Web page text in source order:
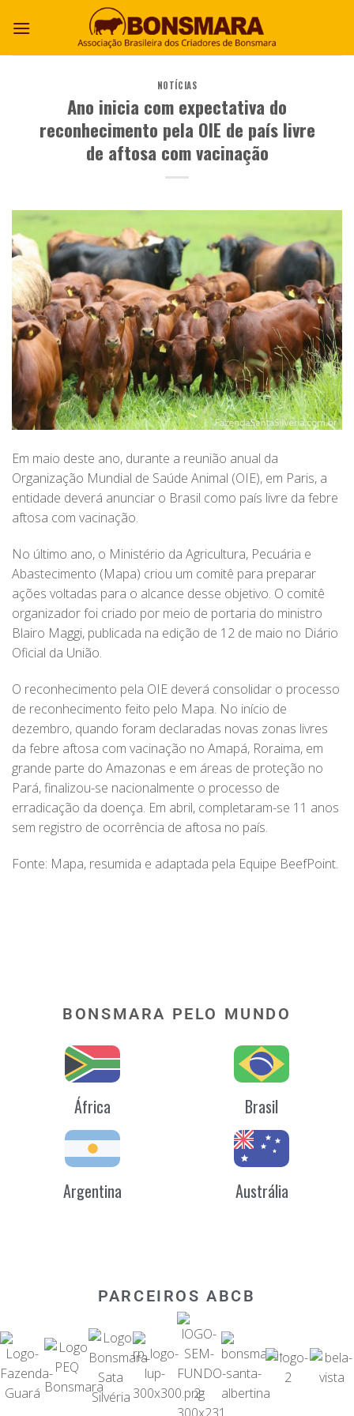
NOTÍCIAS
Ano inicia com expectativa do
reconhecimento pela OIE de país livre
de aftosa com vacinação
Em maio deste ano, durante a reunião anual da
Organização Mundial de Saúde Animal (OIE), em Paris, a
entidade deverá anunciar o Brasil como país livre da febre
aftosa com vacinação.
No último ano, o Ministério da Agricultura, Pecuária e
Abastecimento (Mapa) criou um comitê para preparar
ações voltadas para o alcance desse objetivo. O comitê
organizador foi criado por meio de portaria do ministro
Blairo Maggi, publicada na edição de 12 de maio no Diário
Oficial da União.
O reconhecimento pela OIE deverá consolidar o processo
de reconhecimento feito pelo Mapa. No início de
dezembro, quando foram declaradas novas zonas livres
da febre aftosa com vacinação no Amapá, Roraima, em
grande parte do Amazonas e em áreas de proteção no
Pará, finalizou-se nacionalmente o processo de
erradicação da doença. Em abril, completaram-se 11 anos
sem registro de ocorrência de aftosa no país.
Fonte: Mapa, resumida e adaptada pela Equipe BeefPoint.
BONSMARA PELO MUNDO
África Brasil
Argentina Austrália
PARCEIROS ABCB